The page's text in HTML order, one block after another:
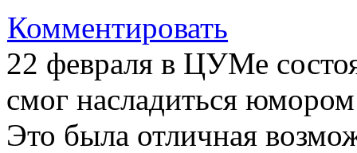
Комментировать
22 февраля в ЦУМе
смог насладиться
Это была отличная